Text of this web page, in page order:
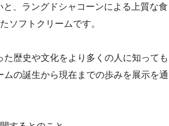
、ラングドシャコーンによる上質な食
ソフトクリームです。
歴史や文化をより多くの人に知っても
の誕生から現在までの歩みを展示を通